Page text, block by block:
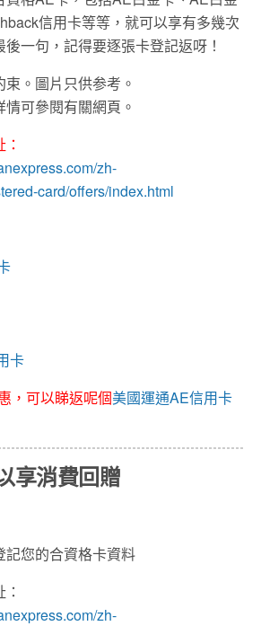
信用卡等等，就可以享有多幾次
一句，記得要逐張卡登記返呀！
。圖片只供参考。
可參閱有關網頁。
zh-
card/offers/index.html
卡
，可以睇返呢個美國運通AE信用卡
享消費回贈
您的合資格卡資料
zh-